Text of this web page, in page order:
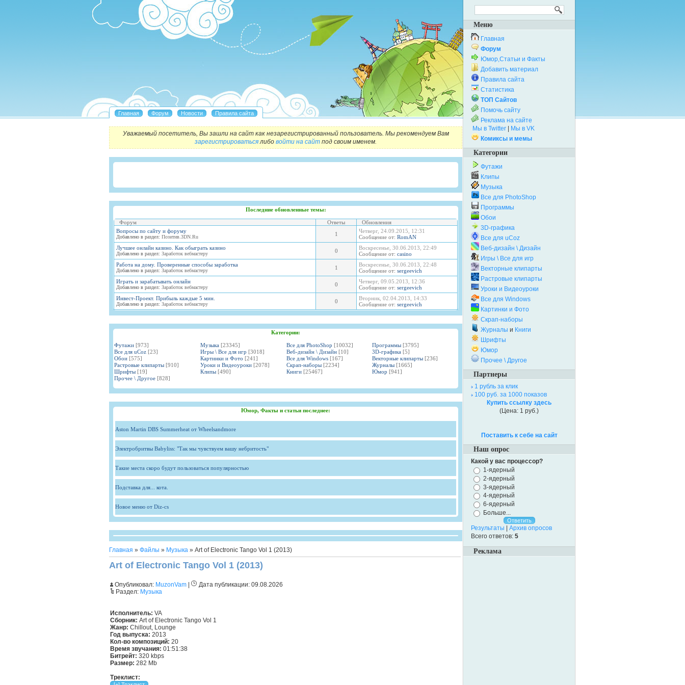
Уважаемый посетитель, Вы зашли на сайт как незарегистрированный пользователь. Мы рекомендуем Вам
зарегистрироватьсялибо войти на сайт под своим именем.
Последние обновленные темы:
Форум Ответы
Обновления
Вопросы по сайту и форуму
Добавлено в раздел: Позитив.3DN.Ru 1
Четверг, 24.09.2015, 12:31
Сообщение от: RomAN
Лучшее онлайн казино. Как обыграть казино
Добавлено в раздел: Заработок вебмастеру 0
Воскресенье, 30.06.2013, 22:49
Сообщение от: casino
Работа на дому. Проверенные способы заработка
Добавлено в раздел: Заработок вебмастеру 1
Воскресенье, 30.06.2013, 22:48
Сообщение от: sergeevich
Играть и зарабатывать онлайн
Добавлено в раздел: Заработок вебмастеру 0
Четверг, 09.05.2013, 12:36
Сообщение от: sergeevich
Инвест-Проект. Прибыль каждые 5 мин.
Добавлено в раздел: Заработок вебмастеру 0
Вторник, 02.04.2013, 14:33
Сообщение от: sergeevich
Категории:
Футажи [973] Музыка [23345] Все для PhotoShop [10032] Программы [3795]
Все для uCoz [23] Игры \ Все для игр [3018] Веб-дизайн \ Дизайн [10] 3D-графика [5]
Обои [575] Картинки и Фото [241] Все для Windows [167] Векторные клипарты [236]
Растровые клипарты [910] Уроки и Видеоуроки [2078] Скрап-наборы [2234] Журналы [1665]
Шрифты [19] Клипы [490] Книги [25467] Юмор [941]
Прочее \ Другое [828]
Юмор, Факты и статьи последнее:
Aston Martin DBS Summerheat от Wheelsandmore
Электробритвы Babyliss: "Так мы чувствуем вашу небритость"
Такие места скоро будут пользоваться популярностью
Подставка для... кота.
Новое меню от Diz-cs
Главная » Файлы » Музыка » Art of Electronic Tango Vol 1 (2013)
Art of Electronic Tango Vol 1 (2013)
Опубликовал: MuzonVam Дата публикации: 09.08.2026
Раздел: Музыка
Исполнитель: VA
Сборник: Art of Electronic Tango Vol 1
Жанр: Chillout, Lounge
Год выпуска: 2013
Кол-во композиций: 20
Время звучания: 01:51:38
Битрейт: 320 kbps
Размер: 282 Mb
Треклист:
Меню
Главная
Форум
Юмор,Статьи и Факты
Добавить материал
Правила сайта
Статистика
ТОП Сайтов
Помочь сайту
Реклама на сайте
Мы в Twitter
Мы в VK
Комиксы и мемы
Категории
Футажи
Клипы
Музыка
Все для PhotoShop
Программы
Обои
3D-графика
Все для uCoz
Веб-дизайн \ Дизайн
Игры \ Все для игр
Векторные клипарты
Растровые клипарты
Уроки и Видеоуроки
Все для Windows
Картинки и Фото
Скрап-наборы
Журналы и Книги
Шрифты
Юмор
Прочее \ Другое
Партнеры
1 рубль за клик
100 руб. за 1000 показов
Купить ссылку здесь
(Цена: 1 руб.)
Поставить к себе на сайт
Наш опрос
Какой у вас процессор?
1-ядерный
2-ядерный
3-ядерный
4-ядерный
6-ядерный
Больше...
Результаты
Архив опросов
Всего ответов: 5
Реклама